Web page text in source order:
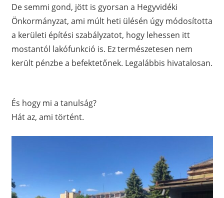
De semmi gond, jött is gyorsan a Hegyvidéki
Önkormányzat, ami múlt heti ülésén úgy módosította
a kerületi építési szabályzatot, hogy lehessen itt
mostantól lakófunkció is. Ez természetesen nem
került pénzbe a befektetőnek. Legalábbis hivatalosan.
És hogy mi a tanulság?
Hát az, ami történt.